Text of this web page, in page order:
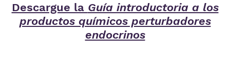
Descargue la Guía introductoria a los
productos químicos perturbadores
endocrinos